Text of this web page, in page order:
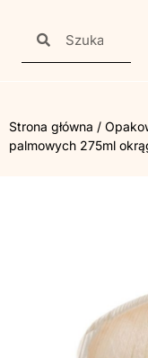
Strona główna /
palmowych 275ml